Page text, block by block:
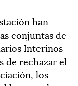
han
conjuntas de
Interinos
de rechazar el
los